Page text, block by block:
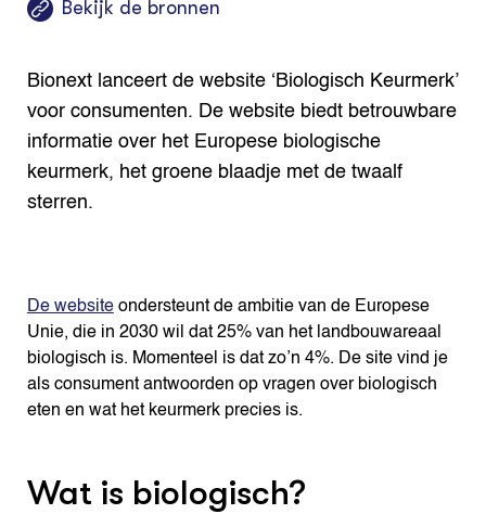
Bekijk de bronnen
Bionext lanceert de website ‘Biologisch Keurmerk’
voor consumenten. De website biedt betrouwbare
informatie over het Europese biologische
keurmerk, het groene blaadje met de twaalf
sterren.
De websiteondersteunt de ambitie van de Europese
Unie, die in 2030 wil dat 25% van het landbouwareaal
biologisch is. Momenteel is dat zo’n 4%. De site vind je
als consument antwoorden op vragen over biologisch
eten en wat het keurmerk precies is.
Wat is biologisch?